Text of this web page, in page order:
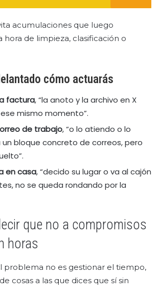
acumulaciones que luego
hora de limpieza, clasificación o
cómo actuarás
factura, “la anoto y la archivo en X
mismo momento”.
de trabajo, “o lo atiendo o lo
bloque concreto de correos, pero
en casa, “decido su lugar o va al cajón
no se queda rondando por la
que no a compromisos
horas
problema no es gestionar el tiempo,
cosas a las que dices que sí sin